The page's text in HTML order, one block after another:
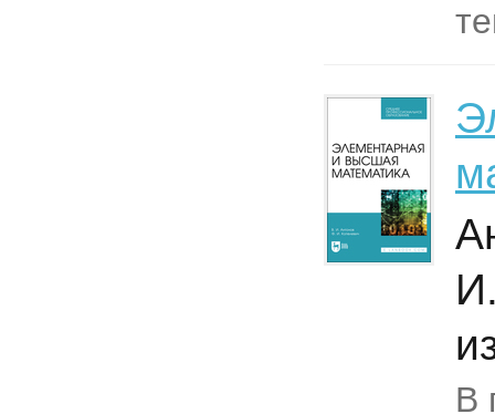
В